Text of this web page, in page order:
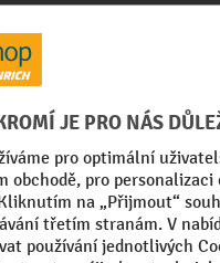
můstku pro nájezdové